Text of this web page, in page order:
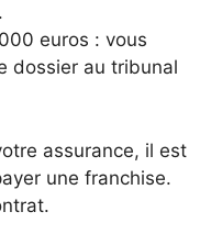
euros : vous
dossier au tribunal
assurance, il est
une franchise.